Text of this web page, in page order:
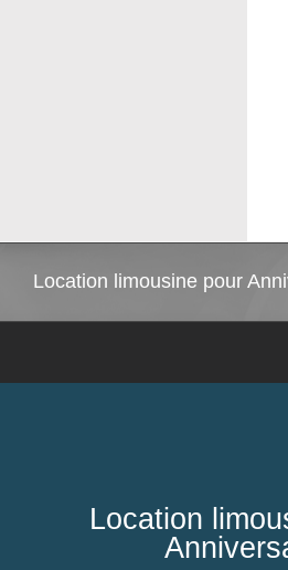
Location limousine pour
Location